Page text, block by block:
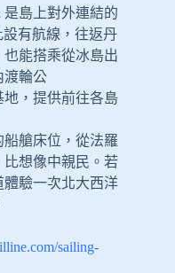
是島上對外連結的
設有航線，往返丹
能搭乘從冰島出
渡輪公
地，提供前往各島
艙床位，從法羅
比想像中親民。若
體驗一次北大西洋
sailing-